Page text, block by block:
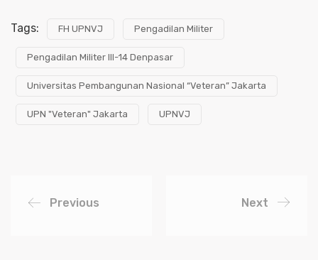
Tags: FH UPNVJ Pengadilan Militer
Pengadilan Militer III-14 Denpasar
Universitas Pembangunan Nasional “Veteran” Jakarta
UPN "Veteran" Jakarta UPNVJ
Previous Next